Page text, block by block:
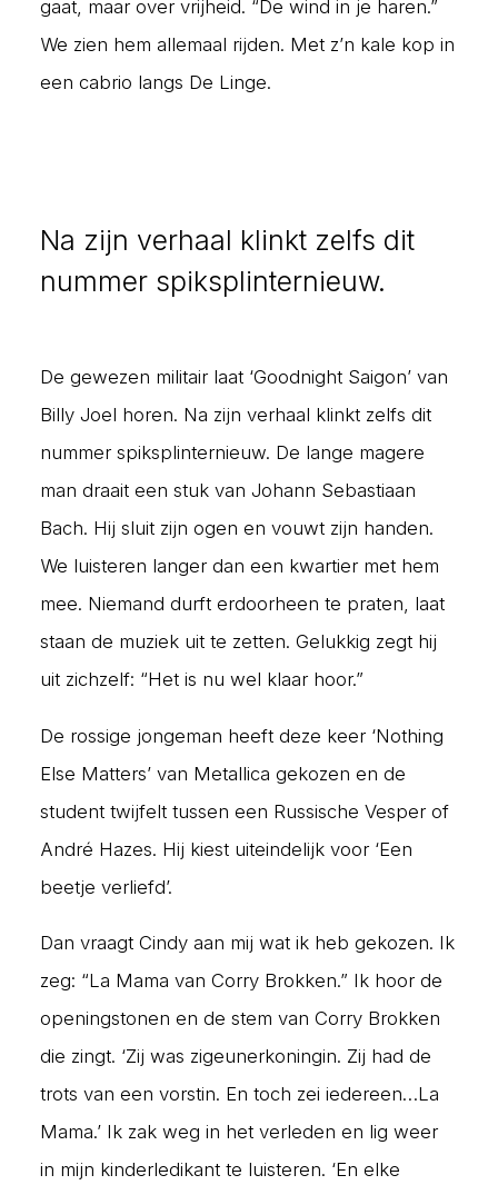
gaat, maar over vrijheid. “De wind in je haren.”
We zien hem allemaal rijden. Met z’n kale kop in
een cabrio langs De Linge.
Na zijn verhaal klinkt zelfs dit
nummer spiksplinternieuw.
De gewezen militair laat ‘Goodnight Saigon’ van
Billy Joel horen. Na zijn verhaal klinkt zelfs dit
nummer spiksplinternieuw. De lange magere
man draait een stuk van Johann Sebastiaan
Bach. Hij sluit zijn ogen en vouwt zijn handen.
We luisteren langer dan een kwartier met hem
mee. Niemand durft erdoorheen te praten, laat
staan de muziek uit te zetten. Gelukkig zegt hij
uit zichzelf: “Het is nu wel klaar hoor.”
De rossige jongeman heeft deze keer ‘Nothing
Else Matters’ van Metallica gekozen en de
student twijfelt tussen een Russische Vesper of
André Hazes. Hij kiest uiteindelijk voor ‘Een
beetje verliefd’.
Dan vraagt Cindy aan mij wat ik heb gekozen. Ik
zeg: “La Mama van Corry Brokken.” Ik hoor de
openingstonen en de stem van Corry Brokken
die zingt. ‘Zij was zigeunerkoningin. Zij had de
trots van een vorstin. En toch zei iedereen…La
Mama.’ Ik zak weg in het verleden en lig weer
in mijn kinderledikant te luisteren. ‘En elke